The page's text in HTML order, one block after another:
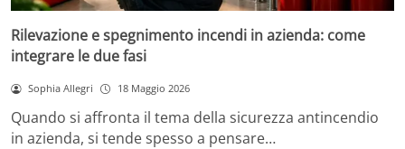
Rilevazione e spegnimento incendi in azienda: come
integrare le due fasi
Sophia Allegri 18 Maggio 2026
Quando si affronta il tema della sicurezza antincendio
in azienda, si tende spesso a pensare…